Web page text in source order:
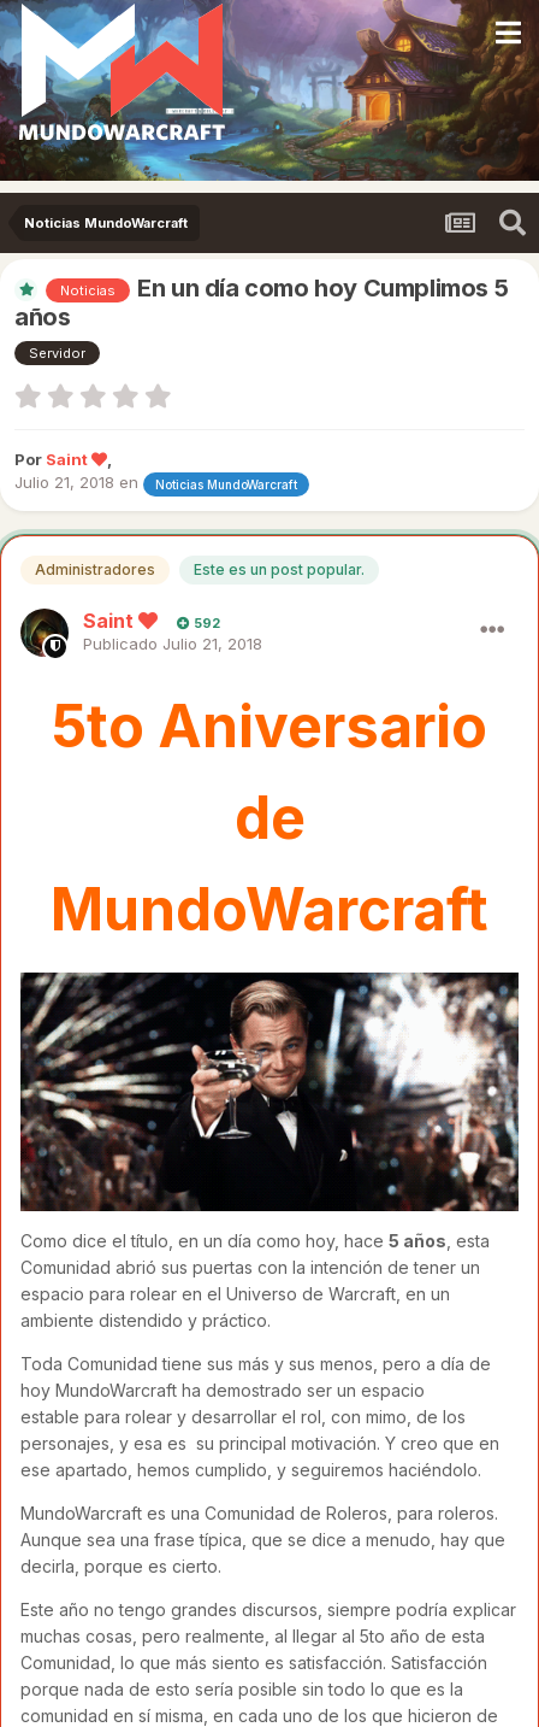
Noticias MundoWarcraft
Noticias
En un día como hoy Cumplimos 5
años
Servidor
Por Saint
,
Julio 21, 2018 en Noticias MundoWarcraft
Administradores Este es un post popular.
Saint 592
Publicado Julio 21, 2018
5to Aniversario
de
MundoWarcraft
Como dice el título, en un día como hoy, hace 5 años , esta
Comunidad abrió sus puertas con la intención de tener un
espacio para rolear en el Universo de Warcraft, en un
ambiente distendido y práctico.
Toda Comunidad tiene sus más y sus menos, pero a día de
hoy MundoWarcraft ha demostrado ser un espacio
estable para rolear y desarrollar el rol, con mimo, de los
personajes, y esa es su principal motivación. Y creo que en
ese apartado, hemos cumplido, y seguiremos haciéndolo.
MundoWarcraft es una Comunidad de Roleros, para roleros.
Aunque sea una frase típica, que se dice a menudo, hay que
decirla, porque es cierto.
Este año no tengo grandes discursos, siempre podría explicar
muchas cosas, pero realmente, al llegar al 5to año de esta
Comunidad, lo que más siento es satisfacción. Satisfacción
porque nada de esto sería posible sin todo lo que es la
comunidad en sí misma, en cada uno de los que hicieron de